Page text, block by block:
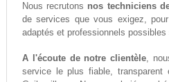
Nous recrutons nos techniciens
de services que vous exigez,
adaptés et professionnels
A l'écoute de notre clientèle,
service le plus fiable, transparent